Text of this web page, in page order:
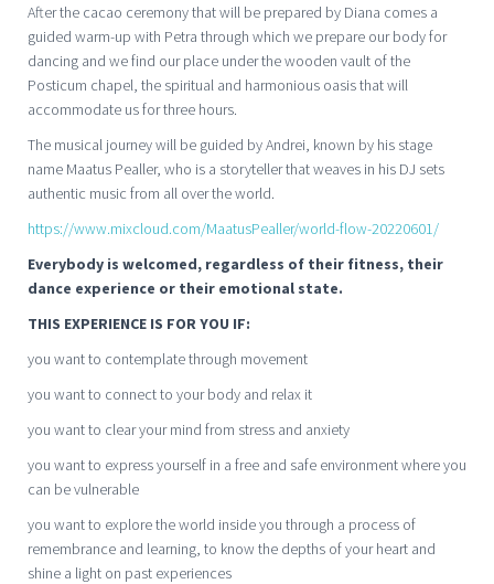
After the cacao ceremony that will be prepared by Diana comes a
guided warm-up with Petra through which we prepare our body for
dancing and we find our place under the wooden vault of the
Posticum chapel, the spiritual and harmonious oasis that will
accommodate us for three hours.
The musical journey will be guided by Andrei, known by his stage
name Maatus Pealler, who is a storyteller that weaves in his DJ sets
authentic music from all over the world.
https://www.mixcloud.com/MaatusPealler/world-flow-20220601/
Everybody is welcomed, regardless of their fitness, their
dance experience or their emotional state.
THIS EXPERIENCE IS FOR YOU IF:
you want to contemplate through movement
you want to connect to your body and relax it
you want to clear your mind from stress and anxiety
you want to express yourself in a free and safe environment where you
can be vulnerable
you want to explore the world inside you through a process of
remembrance and learning, to know the depths of your heart and
shine a light on past experiences